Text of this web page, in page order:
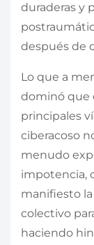
duraderas y
después de
Lo que a
dominó que
principales
ciberacoso
menudo
impotencia,
manifiesto
colectivo
haciendo